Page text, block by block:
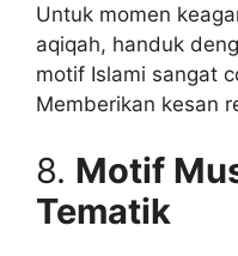
Untuk momen
aqiqah, handuk
motif Islami sangat
Memberikan kesan
8. Motif
Tematik